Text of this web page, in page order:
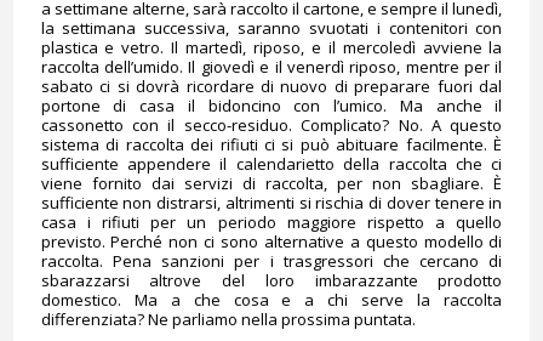
a settimane alterne, sarà raccolto il cartone, e sempre il lunedì,
la settimana successiva, saranno svuotati i contenitori con
plastica e vetro. Il martedì, riposo, e il mercoledì avviene la
raccolta dell’umido. Il giovedì e il venerdì riposo, mentre per il
sabato ci si dovrà ricordare di nuovo di preparare fuori dal
portone di casa il bidoncino con l’umico. Ma anche il
cassonetto con il secco-residuo. Complicato? No. A questo
sistema di raccolta dei rifiuti ci si può abituare facilmente. È
sufficiente appendere il calendarietto della raccolta che ci
viene fornito dai servizi di raccolta, per non sbagliare. È
sufficiente non distrarsi, altrimenti si rischia di dover tenere in
casa i rifiuti per un periodo maggiore rispetto a quello
previsto. Perché non ci sono alternative a questo modello di
raccolta. Pena sanzioni per i trasgressori che cercano di
sbarazzarsi altrove del loro imbarazzante prodotto
domestico. Ma a che cosa e a chi serve la raccolta
differenziata? Ne parliamo nella prossima puntata.